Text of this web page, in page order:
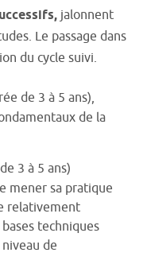
jalonnent
Le passage dans
du cycle suivi.
de 3 à 5 ans),
de la
3 à 5 ans)
mener sa pratique
relativement
techniques
de